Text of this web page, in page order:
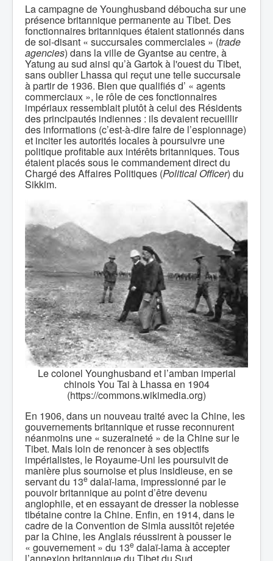
La campagne de Younghusband déboucha sur une
présence britannique permanente au Tibet. Des
fonctionnaires britanniques étaient stationnés dans
de soi-disant « succursales commerciales » (trade
agencies) dans la ville de Gyantse au centre, à
Yatung au sud ainsi qu’à Gartok à l'ouest du Tibet,
sans oublier Lhassa qui reçut une telle succursale
à partir de 1936. Bien que qualifiés d’ « agents
commerciaux », le rôle de ces fonctionnaires
impériaux ressemblait plutôt à celui des Résidents
des principautés indiennes : ils devaient recueillir
des informations (c’est-à-dire faire de l’espionnage)
et inciter les autorités locales à poursuivre une
politique profitable aux intérêts britanniques. Tous
étaient placés sous le commandement direct du
Chargé des Affaires Politiques (Political Officer) du
Sikkim.
Le colonel Younghusband et l’amban imperial
chinois You Tai à Lhassa en 1904
(https://commons.wikimedia.org)
En 1906, dans un nouveau traité avec la Chine, les
gouvernements britannique et russe reconnurent
néanmoins une « suzeraineté » de la Chine sur le
Tibet. Mais loin de renoncer à ses objectifs
impérialistes, le Royaume-Uni les poursuivit de
manière plus sournoise et plus insidieuse, en se
servant du 13e dalaï-lama, impressionné par le
pouvoir britannique au point d’être devenu
anglophile, et en essayant de dresser la noblesse
tibétaine contre la Chine. Enfin, en 1914, dans le
cadre de la Convention de Simla aussitôt rejetée
par la Chine, les Anglais réussirent à pousser le
« gouvernement » du 13e dalaï-lama à accepter